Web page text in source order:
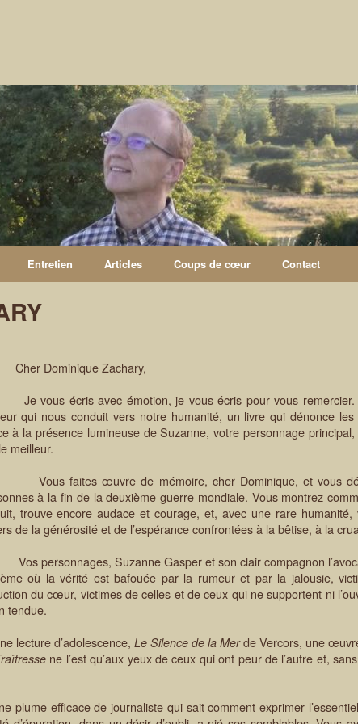
Entretien Articles Coups de cœur Contact
Dominique Zachary,
vous écris avec émotion, je vous écris pour vous remercier.
qui nous conduit vers notre humanité, un livre qui dénonce
à la présence lumineuse de Suzanne, votre personnage
meilleur.
faites œuvre de mémoire, cher Dominique, et vous
à la fin de la deuxième guerre mondiale. Vous montrez
trouve encore audace et courage, et, avec une rare
de la générosité et de l’espérance confrontées à la bêtise, à la
personnages, Suzanne Gasper et son clair compagnon
où la vérité est bafouée par la rumeur et par la jalousie,
du cœur, victimes de celles et de ceux qui ne supportent ni
tendue.
d’adolescence, Le Silence de la Merde Vercors, une
ne l’est qu’aux yeux de ceux qui ont peur de l’autre et,
efficace de journaliste qui sait comment exprimer